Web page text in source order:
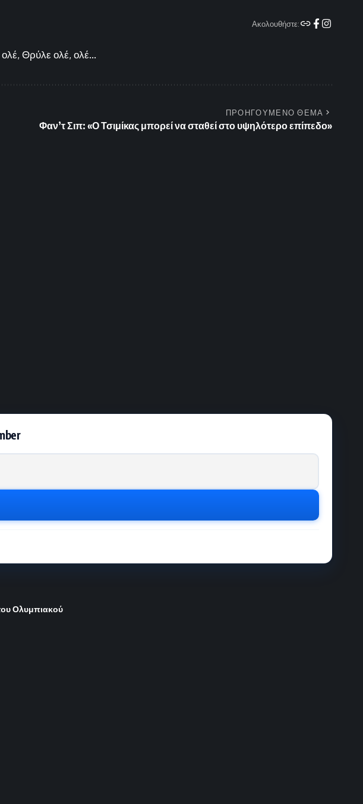
Ακολουθήστε:
Θρύλε ολέ, ολέ...
ΠΡΟΗΓΟΥΜΕΝΟ ΘΕΜΑ
Φαν’τ Σιπ: «Ο Τσιμίκας μπορεί να σταθεί στο υψηλότερο επίπεδο»
Ολυμπιακού